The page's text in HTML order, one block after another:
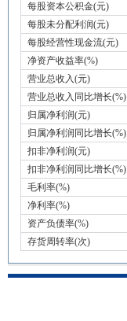
每股资本公积金(元)
每股未分配利润(元)
每股经营性现金流(元)
净资产收益率(%)
营业总收入(元)
营业总收入同比增长(%)
归属净利润(元)
归属净利润同比增长(%)
扣非净利润(元)
扣非净利润同比增长(%)
毛利率(%)
净利率(%)
资产负债率(%)
存货周转率(次)